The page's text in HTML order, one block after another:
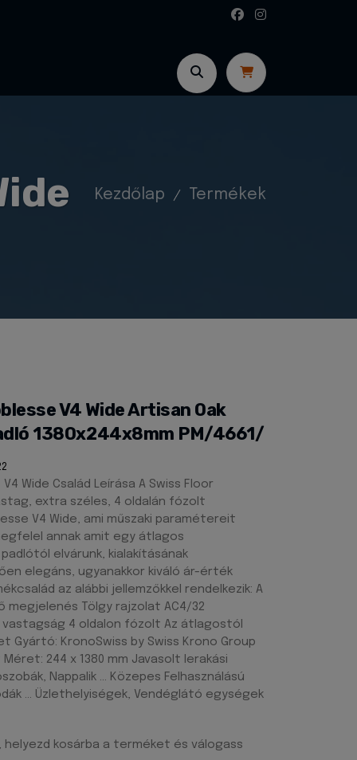
Kezdőlap Termékek
V4 Wide Artisan Oak
1380x244x8mm PM/4661/
Wide Család Leírása A Swiss Floor
extra széles, 4 oldalán fózolt
V4 Wide, ami műszaki paramétereit
annak amit egy átlagos
elvárunk, kialakításának
elegáns, ugyanakkor kiváló ár-érték
az alábbi jellemzőkkel rendelkezik: A
Tölgy rajzolat AC4/32
vastagság 4 oldalon fózolt Az átlagostól
Gyártó: KronoSwiss by Swiss Krono Group
244 x 1380 mm Javasolt lerakási
Nappalik … Közepes Felhasználású
… Üzlethelyiségek, Vendéglátó egységek
kosárba a terméket és válogass